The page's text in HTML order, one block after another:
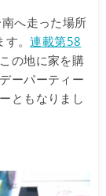
へ走った場所
す。連載第58
の地に家を購
ーパーティー
ともなりまし